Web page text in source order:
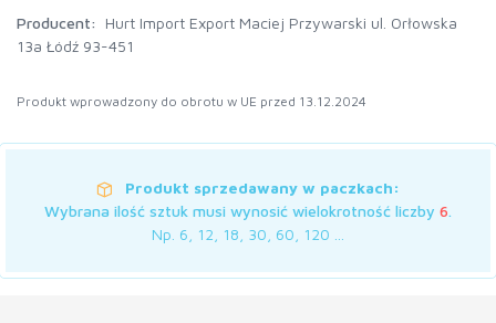
Producent:
Hurt Import Export Maciej Przywarski ul. Orłowska
13a Łódź 93-451
Produkt wprowadzony do obrotu w UE przed 13.12.2024
Produkt sprzedawany w paczkach:
Wybrana ilość sztuk musi wynosić wielokrotność liczby 6.
Np. 6, 12, 18, 30, 60, 120 ...